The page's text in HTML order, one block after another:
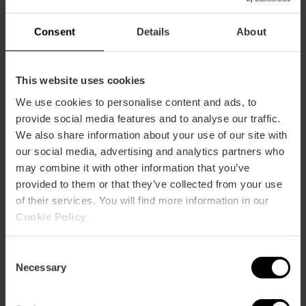
Consent Details About
This website uses cookies
We use cookies to personalise content and ads, to
provide social media features and to analyse our traffic.
We also share information about your use of our site with
our social media, advertising and analytics partners who
may combine it with other information that you’ve
provided to them or that they’ve collected from your use
of their services. You will find more information in our
Cookie Policy
Selection
Necessary
in Europa
El Paleontològic
beherbergt eine der bedeutendsten
fünftausend Knochen, die über zwanzig verschiedene
Säugetierfamilien repräsentieren, darunter das
beeindruckende Megatherium-Fossil.
Der Ursprung des Zentrums geht auf das 19. Jahrhundert
zurück mit der Sammlung des valencianischen Ingenieurs
Rodrigo Botet. Nach Stationen im L’Almodí und im
Ausstellungsraum des Rathauses wurde es 1999 am
heutigen Standort als Naturkundemuseum wiedereröffnet
und seither durch weitere bedeutende Sammlungen
nach dem Historischen Stadtmuseum und dem
Archäologischen Zentrum von l’Almoina. Alle städtischen